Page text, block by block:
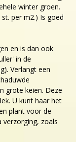
winter groen.
per m2.) Is goed
en is dan ook
in de
Verlangt een
grote keien. Deze
U kunt haar het
plant voor de
verzorging, zoals